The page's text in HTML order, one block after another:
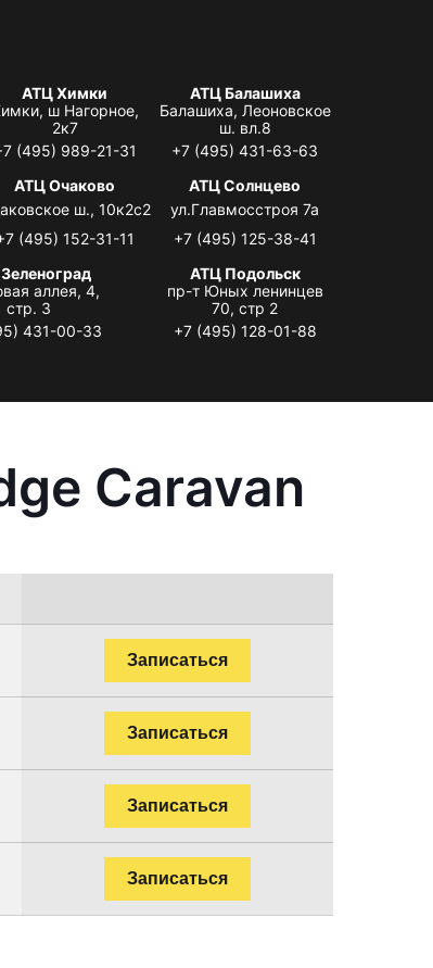
АТЦ Химки
ш Нагорное,
2к7
(495) 989-21-31
АТЦ Балашиха
Балашиха, Леоновское
ш. вл.8
+7 (495) 431-63-63
АТЦ Очаково
ш., 10к2с2
(495) 152-31-11
АТЦ Солнцево
ул.Главмосстроя 7а
+7 (495) 125-38-41
аллея, 4,
стр. 3
431-00-33
АТЦ Подольск
пр-т Юных ленинцев
70, стр 2
+7 (495) 128-01-88
Caravan
Записаться
Записаться
Записаться
Записаться